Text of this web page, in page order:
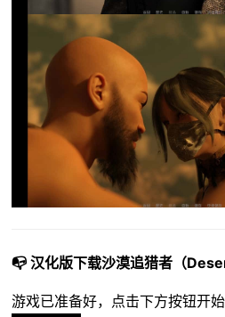
📭 汉化版下载沙漠追猎者（
游戏已准备好，点击下方按钮开始